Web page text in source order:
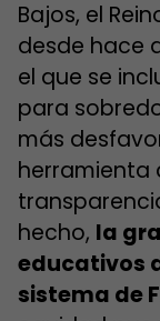
Bajos, el
desde hace
el que se
para
más
herramienta
hecho, la
educativos
sistema de